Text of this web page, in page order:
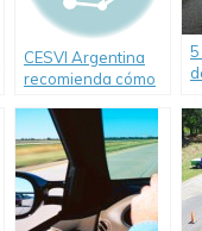
CESVI Argentina
recomienda cómo
visibilidad reducida
5